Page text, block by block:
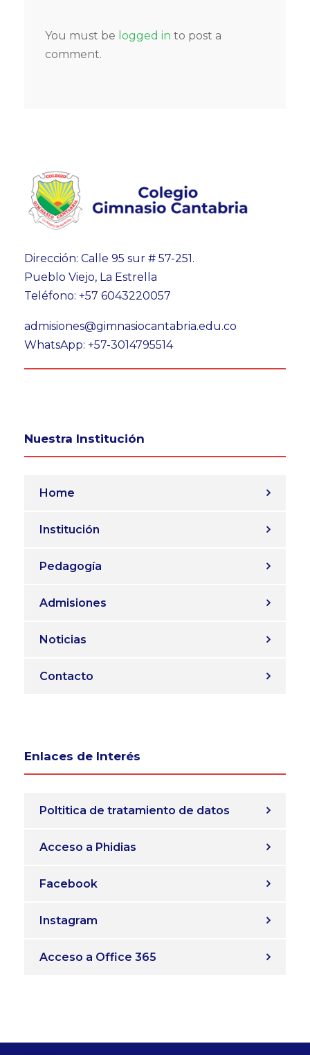
You must be logged in to post a
comment.
Dirección: Calle 95 sur # 57-251.
Pueblo Viejo, La Estrella
Teléfono: +57 6043220057
admisiones@gimnasiocantabria.edu.co
WhatsApp: +57-3014795514
Nuestra Institución
Home
Institución
Pedagogía
Admisiones
Noticias
Contacto
Enlaces de Interés
Poltitica de tratamiento de datos
Acceso a Phidias
Facebook
Instagram
Acceso a Office 365